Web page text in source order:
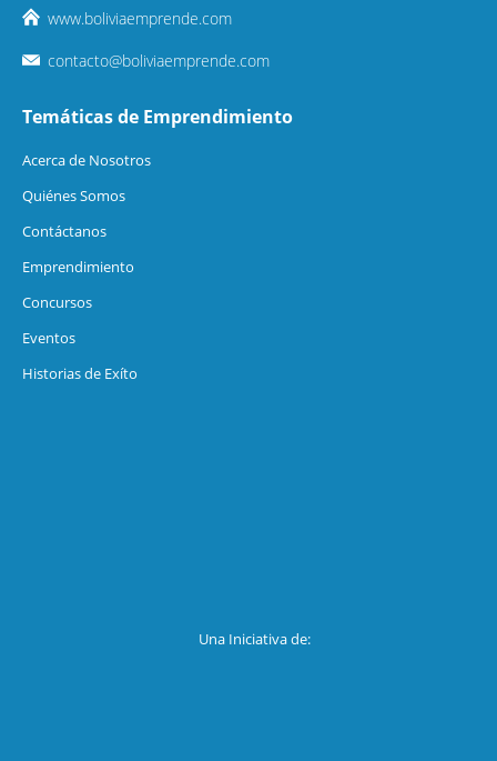
www.boliviaemprende.com
contacto@boliviaemprende.com
Temáticas de Emprendimiento
Acerca de Nosotros
Quiénes Somos
Contáctanos
Emprendimiento
Concursos
Eventos
Historias de Exíto
Una Iniciativa de: